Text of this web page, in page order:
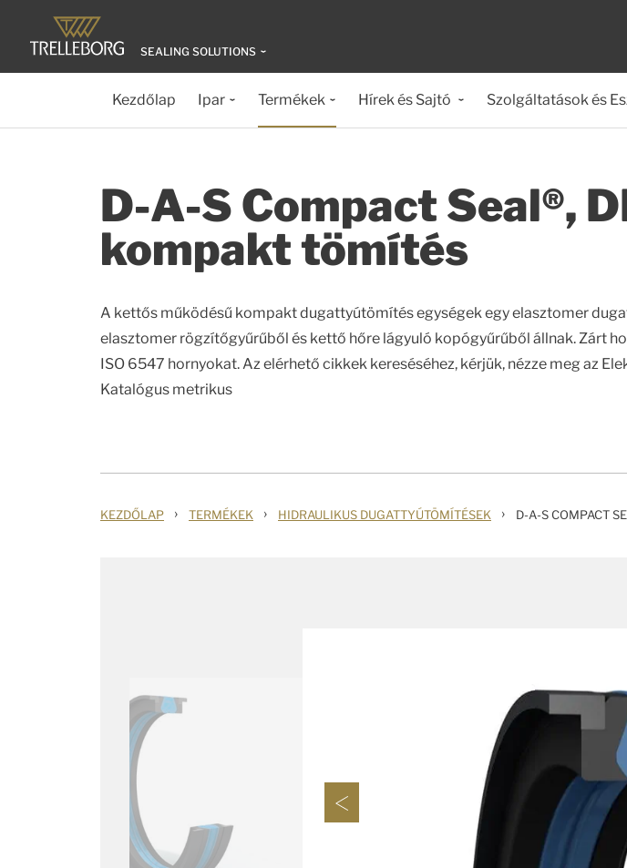
SEALING SOLUTIONS
Kezdőlap Ipar Termékek Hírek és Sajtó Szolgáltatások és
D-A-S Compact Seal®,
kompakt tömítés
A kettős működésű kompakt dugattyútömítés egységek egy elasztomer
elasztomer rögzítőgyűrűből és kettő hőre lágyuló kopógyűrűből állnak. Zárt
ISO 6547 hornyokat. Az elérhető cikkek kereséséhez, kérjük, nézze meg az
Katalógus metrikus
KEZDŐLAP › TERMÉKEK › HIDRAULIKUS DUGATTYÚTÖMÍTÉSEK › D-A-S COMPACT